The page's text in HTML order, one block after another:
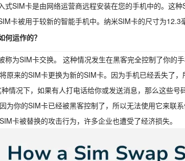
式SIM卡是由网络运营商远程安装在您的手机中的。这种
卡被用于较新的智能手机中。纳米SIM卡的尺寸为12.3
何运作的？
称为SIM卡交换。 这种情况发生在黑客完全控制了你的
原来的SIM卡更换为新的SIM卡。因为手机已经丢失了
情况下，如果有人打电话给你或发送消息，那么这些
为你的SIM卡已经被黑客控制了，所以无法使用它来联
卡被替换的攻击行为，许多企业也遭受了经济损失。